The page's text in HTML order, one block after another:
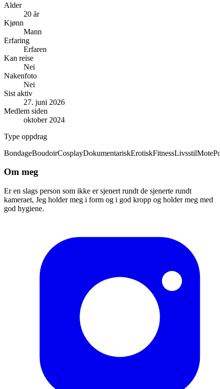
Alder
20 år
Kjønn
Mann
Erfaring
Erfaren
Kan reise
Nei
Nakenfoto
Nei
Sist aktiv
27. juni 2026
Medlem siden
oktober 2024
Type oppdrag
BondageBoudoirCosplayDokumentariskErotiskFitnessLivsstilMote
Om meg
Er en slags person som ikke er sjenert rundt de sjenerte rundt
kameraet, Jeg holder meg i form og i god kropp og holder meg med
god hygiene.